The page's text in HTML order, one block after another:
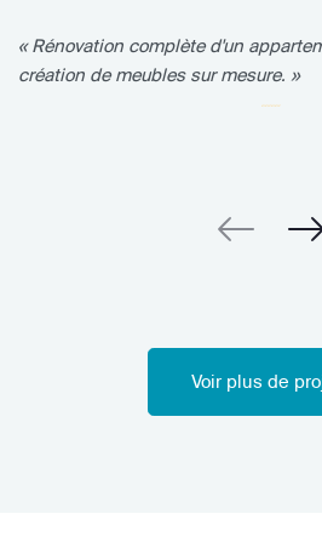
« Rénovation complète d'un
création de meubles sur mesure. »
Voir plus de